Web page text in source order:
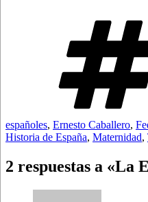
españoles, Ernesto Caballero,
Historia de España, Maternidad,
2 respuestas a «La